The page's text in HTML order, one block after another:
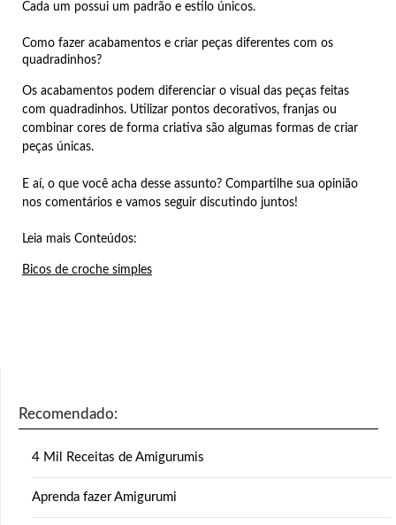
Cada um possui um padrão e estilo únicos.
Como fazer acabamentos e criar peças diferentes com os
quadradinhos?
Os acabamentos podem diferenciar o visual das peças feitas
com quadradinhos. Utilizar pontos decorativos, franjas ou
combinar cores de forma criativa são algumas formas de criar
peças únicas.
E aí, o que você acha desse assunto? Compartilhe sua opinião
nos comentários e vamos seguir discutindo juntos!
Leia mais Conteúdos:
Bicos de croche simples
Recomendado:
4 Mil Receitas de Amigurumis
Aprenda fazer Amigurumi